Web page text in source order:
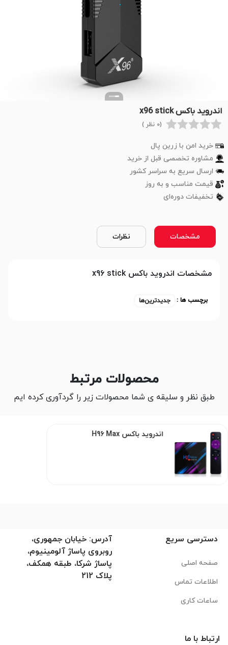
اندروید باکس x96 stick
(0 نظر )
خرید امن با زرین پال
مشاوره تخصصی قبل از خرید
ارسال سریع به سراسر کشور
قیمت مناسب و به روز
تخفیفات دوره‌ای
مشخصات نظرات
مشخصات اندروید باکس x96 stick
برچسب ها : جدیدترین‌ها
محصولات مرتبط
طبق نظر و سلیقه ی شما محصولات زیر را گردآوری کرده ایم
اندروید باکس H96 Max
دسترسی سریع
صفحه اصلی
اطلاعات تماس
ساعات کاری
آدرس: خیابان جمهوری،
روبروی پاساژ آلومینیوم،
پاساژ شرکا، طبقه همکف،
پلاک 212
ارتباط با ما